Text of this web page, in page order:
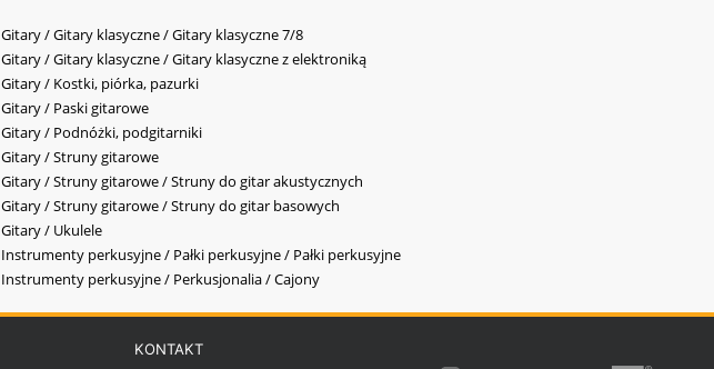
Gitary / Gitary klasyczne / Gitary klasyczne 7/8
Gitary / Gitary klasyczne / Gitary klasyczne z elektroniką
Gitary / Kostki, piórka, pazurki
Gitary / Paski gitarowe
Gitary / Podnóżki, podgitarniki
Gitary / Struny gitarowe
Gitary / Struny gitarowe / Struny do gitar akustycznych
Gitary / Struny gitarowe / Struny do gitar basowych
Gitary / Ukulele
Instrumenty perkusyjne / Pałki perkusyjne / Pałki perkusyjne
Instrumenty perkusyjne / Perkusjonalia / Cajony
KONTAKT